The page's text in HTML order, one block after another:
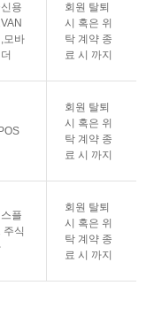
용
모바
회원 탈퇴
시 혹은 위
탁 계약 종
료 시 까지
회원 탈퇴
시 혹은 위
탁 계약 종
료 시 까지
플
주식
회원 탈퇴
시 혹은 위
탁 계약 종
료 시 까지